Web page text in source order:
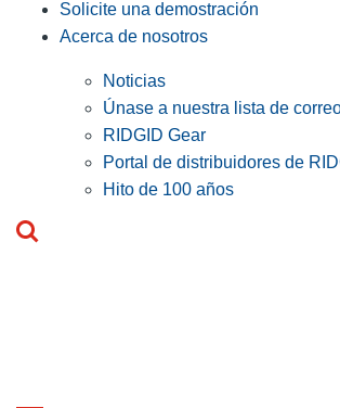
Solicite una demostración
Acerca de nosotros
Noticias
Únase a nuestra lista de
RIDGID Gear
Portal de distribuidores de
Hito de 100 años